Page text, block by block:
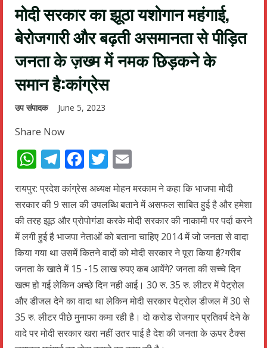
मोदी सरकार का झूठा यशोगान महंगाई,
बेरोजगारी और बढ़ती असमानता से पीड़ित
जनता के ज़ख्म में नमक छिड़कने के
समान है:कांग्रेस
उप संपादक June 5, 2023
Share Now
WhatsApp
Telegram
Facebook
Twitter
रायपुर: प्रदेश कांग्रेस अध्यक्ष मोहन मरकाम ने कहा कि भाजपा मोदी
सरकार की 9 साल की उपलब्धि बताने में असफल साबित हुई है और हमेशा
की तरह झूठ और प्रोपोगंडा करके मोदी सरकार की नाकामी पर पर्दा करने
में लगी हुई है भाजपा नेताओं को बताना चाहिए 2014 में जो जनता से वादा
किया गया था उसमें कितने वादों को मोदी सरकार ने पूरा किया है?गरीब
जनता के खाते में 15 -15 लाख रुपए कब आयेंगे? जनता की सच्चे दिन
खत्म हो गई लेकिन अच्छे दिन नही आई। 30 रु. 35 रु. लीटर में पेट्रोल
और डीजल देने का वादा था लेकिन मोदी सरकार पेट्रोल डीजल में 30 से
35 रु. लीटर पीछे मुनाफा कमा रही है। दो करोड रोजगार प्रतिवर्ष देने के
वादे पर मोदी सरकार खरा नहीं उतर पाई है देश की जनता के ऊपर टैक्स